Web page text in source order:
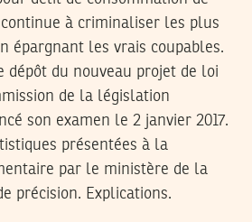
à criminaliser les plus
épargnant les vrais coupables.
dépôt du nouveau projet de loi
de la législation
son examen le 2 janvier 2017.
présentées à la
par le ministère de la
précision. Explications.